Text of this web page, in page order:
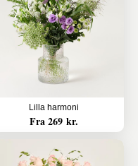
Lilla harmoni
Fra 269 kr.